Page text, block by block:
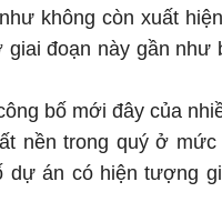
không còn xuất
đoạn này gần như
bố mới đây của
nền trong quý ở
án có hiện tượng